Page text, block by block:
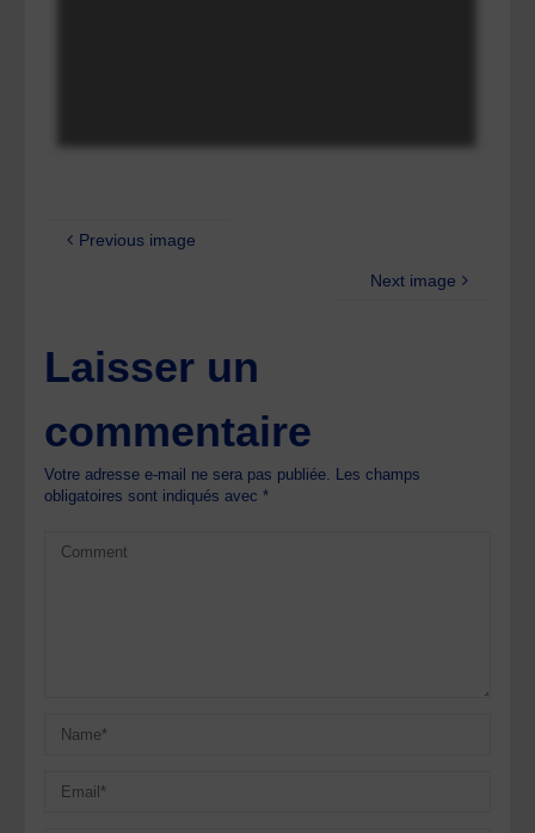
Previous image
Next image
Laisser un
commentaire
Votre adresse e-mail ne sera pas publiée. Les champs
obligatoires sont indiqués avec*